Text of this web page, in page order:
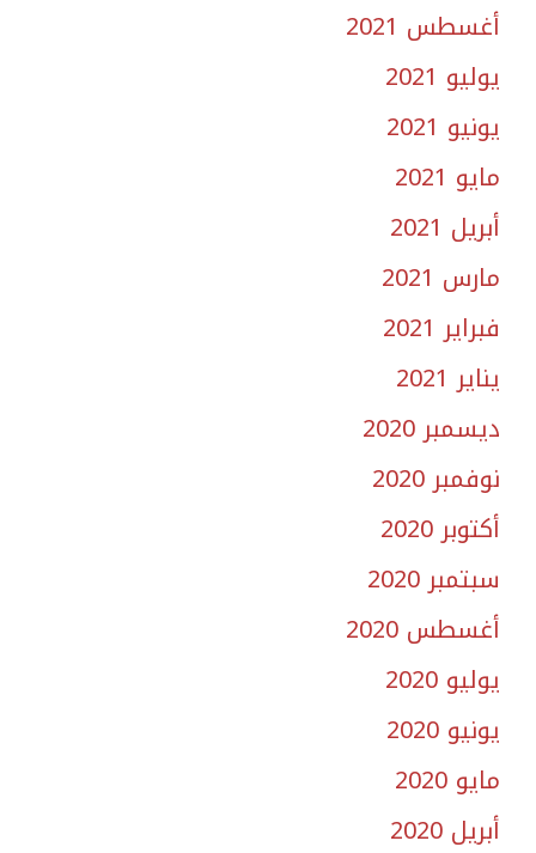
أغسطس 2021
يوليو 2021
يونيو 2021
مايو 2021
أبريل 2021
مارس 2021
فبراير 2021
يناير 2021
ديسمبر 2020
نوفمبر 2020
أكتوبر 2020
سبتمبر 2020
أغسطس 2020
يوليو 2020
يونيو 2020
مايو 2020
أبريل 2020